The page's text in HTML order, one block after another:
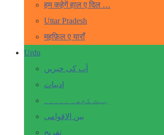
हम कहेगें हाल ए दिल …
Uttar Pradesh
महफ़िल ए याराँ
Urdu
آپ کی خبریں
ادبیات
بہت کچھ۔ ۔۔۔۔۔
بین الاقوامی
تفریح